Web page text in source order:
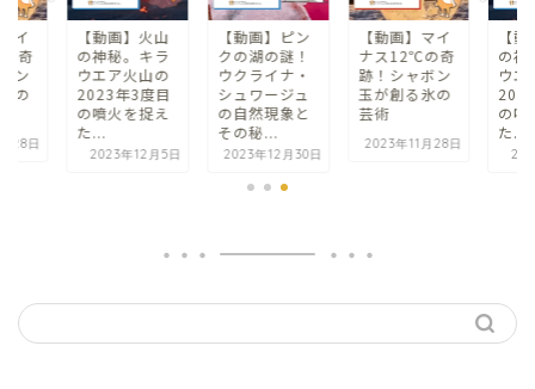
イ
奇
ン
の
28日
【動画】火山
の神秘。キラ
ウエア火山の
2023年3度目
の噴火を捉え
た...
2023年12月5日
【動画】ピン
クの湖の謎！
ウクライナ・
シュワージュ
の自然現象と
その秘...
2023年12月30日
【動画】マイ
ナス12℃の奇
跡！シャボン
玉が創る氷の
芸術
2023年11月28日
【
の神
ウエ
の噴
た...